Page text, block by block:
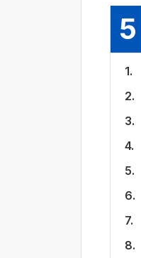
5
1.
2.
3.
4.
5.
6.
7.
8.